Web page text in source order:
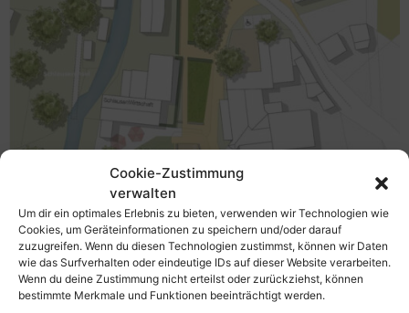
Cookie-Zustimmung
verwalten
Um dir ein optimales Erlebnis zu bieten, verwenden wir Technologien wie
Cookies, um Geräteinformationen zu speichern und/oder darauf
zuzugreifen. Wenn du diesen Technologien zustimmst, können wir Daten
wie das Surfverhalten oder eindeutige IDs auf dieser Website verarbeiten.
Wenn du deine Zustimmung nicht erteilst oder zurückziehst, können
bestimmte Merkmale und Funktionen beeinträchtigt werden.
Jahr & Ort: 2019 – 2020, Woltersdorf
Auftraggeber: Gemeinde Woltersdorf
Projektumfang: 9 ha
Leistungsumfang: Städtebaulicher Rahmenplan